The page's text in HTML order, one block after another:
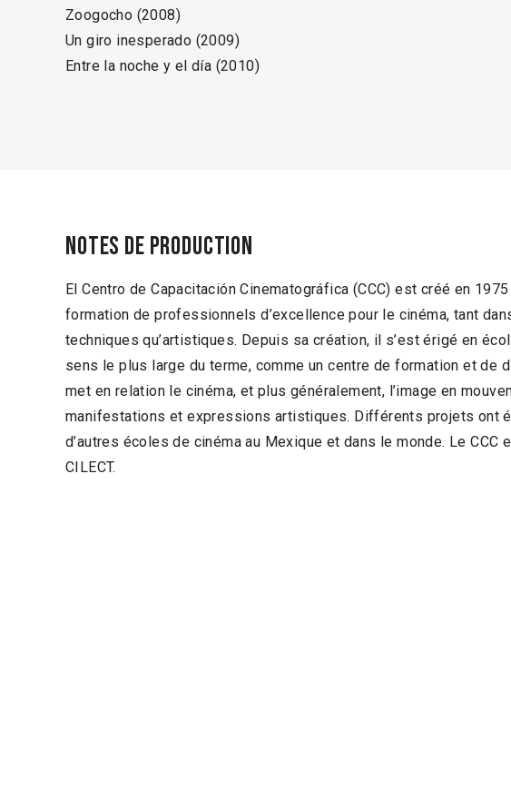
Zoogocho (2008)
Un giro inesperado (2009)
Entre la noche y el día (2010)
Notes de production
El Centro de Capacitación Cinematográfica (CCC) est créé en
formation de professionnels d’excellence pour le cinéma, tant
techniques qu’artistiques. Depuis sa création, il s’est érigé en
sens le plus large du terme, comme un centre de formation et de
met en relation le cinéma, et plus généralement, l’image en
manifestations et expressions artistiques. Différents projets ont
d’autres écoles de cinéma au Mexique et dans le monde. Le CCC
CILECT.